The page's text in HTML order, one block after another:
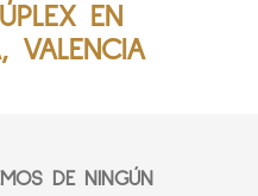
EN
VALENCIA
DE NINGÚN